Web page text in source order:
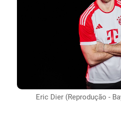
Eric Dier (Reprodução -